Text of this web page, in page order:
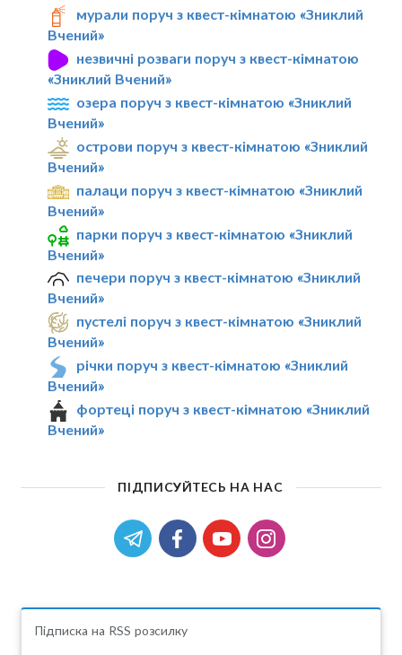
мурали поруч з квест-кімнатою «Зниклий
Вчений»
незвичні розваги поруч з квест-кімнатою
«Зниклий Вчений»
озера поруч з квест-кімнатою «Зниклий
Вчений»
острови поруч з квест-кімнатою «Зниклий
Вчений»
палаци поруч з квест-кімнатою «Зниклий
Вчений»
парки поруч з квест-кімнатою «Зниклий
Вчений»
печери поруч з квест-кімнатою «Зниклий
Вчений»
пустелі поруч з квест-кімнатою «Зниклий
Вчений»
річки поруч з квест-кімнатою «Зниклий
Вчений»
фортеці поруч з квест-кімнатою «Зниклий
Вчений»
ПІДПИСУЙТЕСЬ НА НАС
Підписка на RSS розсилку